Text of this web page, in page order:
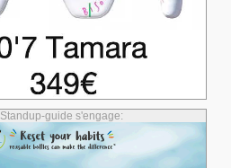
Standup-guide s'engage: